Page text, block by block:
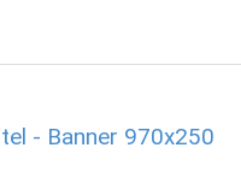
- Banner 970x250